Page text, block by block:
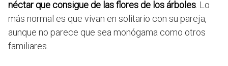
néctar que consigue de las flores de los árboles . Lo
más normal es que vivan en solitario con su pareja,
aunque no parece que sea monógama como otros
familiares.